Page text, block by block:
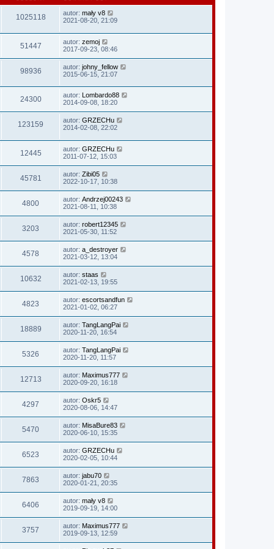
1025118 autor: mały v8
2021-08-20, 21:09
51447 autor: zemoj
2017-09-23, 08:46
98936 autor: johny_fellow
2015-06-15, 21:07
24300 autor: Lombardo88
2014-09-08, 18:20
123159 autor: GRZECHu
2014-02-08, 22:02
12445 autor: GRZECHu
2011-07-12, 15:03
45781 autor: Zibi05
2022-10-17, 10:38
4800 autor: Andrzej00243
2021-08-11, 10:38
3203 autor: robert12345
2021-05-30, 11:52
4578 autor: a_destroyer
2021-03-12, 13:04
10632 autor: staas
2021-02-13, 19:55
4823 autor: escortsandfun
2021-01-02, 06:27
18889 autor: TangLangPai
2020-11-20, 16:54
5326 autor: TangLangPai
2020-11-20, 11:57
12713 autor: Maximus777
2020-09-20, 16:18
4297 autor: Oskr5
2020-08-06, 14:47
5470 autor: MisaBure83
2020-06-10, 15:35
6523 autor: GRZECHu
2020-02-05, 10:44
7863 autor: jabu70
2020-01-21, 20:35
6406 autor: mały v8
2019-09-19, 14:00
3757 autor: Maximus777
2019-09-13, 12:59